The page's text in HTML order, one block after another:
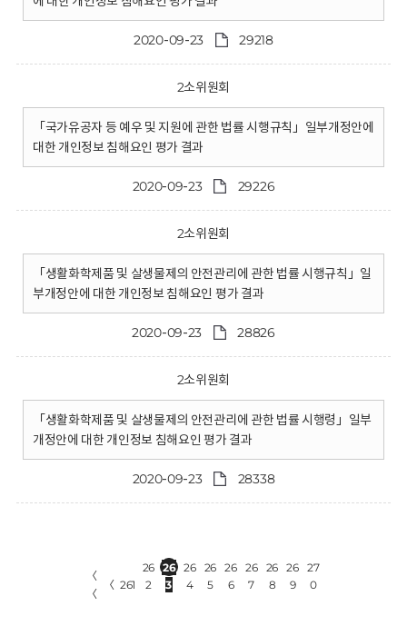
2020-09-23 29218
2소위원회
「국가유공자 등 예우 및 지원에 관한 법률 시행규칙」일부개정안에
대한 개인정보 침해요인 평가 결과
2020-09-23 29226
2소위원회
「생활화학제품 및 살생물제의 안전관리에 관한 법률 시행규칙」일
부개정안에 대한 개인정보 침해요인 평가 결과
2020-09-23 28826
2소위원회
「생활화학제품 및 살생물제의 안전관리에 관한 법률 시행령」일부
개정안에 대한 개인정보 침해요인 평가 결과
2020-09-23 28338
〈
〈
〈 261
26
2
26
3
26
4
26
5
26
6
26
7
26
8
26
9
27
0